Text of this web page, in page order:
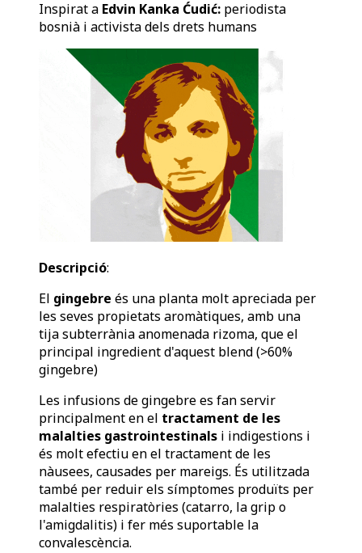
Inspirat a Edvin Kanka Ćudić: periodista
bosnià i activista dels drets humans
Descripció:
El gingebre és una planta molt apreciada per
les seves propietats aromàtiques, amb una
tija subterrània anomenada rizoma, que el
principal ingredient d'aquest blend (>60%
gingebre)
Les infusions de gingebre es fan servir
principalment en el tractament de les
malalties gastrointestinals i indigestions i
és molt efectiu en el tractament de les
nàusees, causades per mareigs. És utilitzada
també per reduir els símptomes produïts per
malalties respiratòries (catarro, la grip o
l'amigdalitis) i fer més suportable la
convalescència.